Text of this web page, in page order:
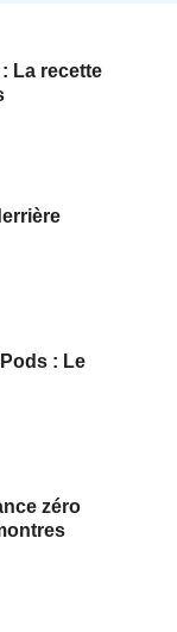
La recette
: Le
zéro